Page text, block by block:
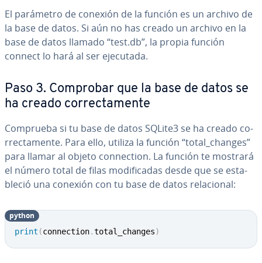
El parámetro de conexión de la función es un archivo de
la base de datos. Si aún no has creado un archivo en la
base de datos llamado “test.db”, la propia función
connect lo hará al ser ejecutada.
Paso 3. Comprobar que la base de datos se
ha creado co­rre­c­ta­me­n­te
Comprueba si tu base de datos SQLite3 se ha creado co­
rre­c­ta­me­n­te. Para ello, utiliza la función “total_changes”
para llamar al objeto co­n­ne­c­tion. La función te mostrará
el número total de filas mo­di­fi­ca­das desde que se es­ta­
ble­ció una conexión con tu base de datos re­la­cio­nal:
print (connection.total_changes)
python